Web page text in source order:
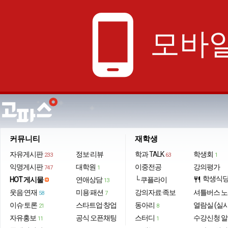
phone_android 모바
커뮤니티
자유게시판 233
익명게시판 747
HOT 게시물
웃음·연재 58
이슈·토론 21
자유홍보 11
정보·리뷰
대학원 1
연애상담 13
미용·패션 7
스타트업·창업
공식 오픈채팅
재학생
학과 TALK 63
이중전공
└ 쿠플라이
강의자료·족보
동아리 8
스터디 1
학생회 1
강의평가
restaurant 학생식
셔틀버스
열람실 (실
수강신청